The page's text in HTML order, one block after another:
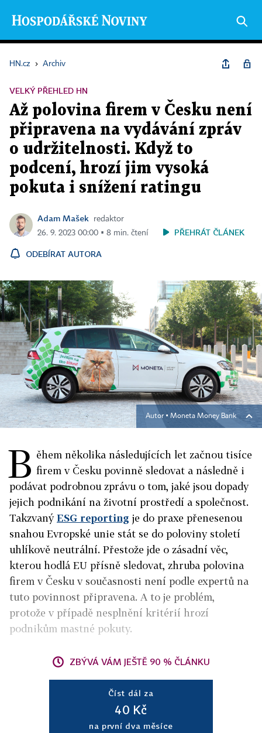
HN.cz › Archiv
VELKÝ PŘEHLED HN
Až polovina firem v Česku není
připravena na vydávání zpráv
o udržitelnosti. Když to
podcení, hrozí jim vysoká
pokuta i snížení ratingu
Adam Mašek
redaktor
26. 9. 2023 00:00 ▪ 8 min. čtení
PŘEHRÁT ČLÁNEK
ODEBÍRAT AUTORA
Autor ▪ Moneta Money Bank
B ěhem několika následujících let začnou tisíce
firem v Česku povinně sledovat a následně i
podávat podrobnou zprávu o tom, jaké jsou dopady
jejich podnikání na životní prostředí a společnost.
TakzvanýESG reporting je do praxe přenesenou
snahou Evropské unie stát se do poloviny století
uhlíkově neutrální. Přestože jde o zásadní věc,
kterou hodlá EU přísně sledovat, zhruba polovina
firem v Česku v současnosti není podle expertů na
tuto povinnost připravena. A to je problém,
protože v případě nesplnění kritérií hrozí
podnikům mastné pokuty.
ZBÝVÁ VÁM JEŠTĚ 90 % ČLÁNKU
Číst dál za
40 Kč
na první dva měsíce